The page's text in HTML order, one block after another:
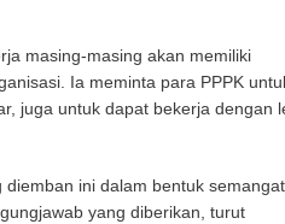
masing-masing akan memiliki
Ia meminta para PPPK
juga untuk dapat bekerja dengan
ini dalam bentuk
yang diberikan, turut